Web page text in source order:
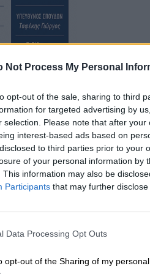
Not Process My Personal
opt-out of the sale, sharing to third
for targeted advertising by
selection. Please note that after
interest-based ads based on
to third parties prior to your
of your personal information by
This information may also be
Participants that may further
Data Processing Opt Outs
opt-out of the Sharing of my personal
στο ανώτατο όργανο
Συνέδριο για την
την αναγνώριση
Ενώσεις
όλης της ελληνικής
ανεξάρτητη και